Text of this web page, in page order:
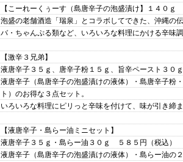
【こーれーくぅーす（島唐辛子の泡盛漬け】１４０ｇ
泡盛の老舗酒造「瑞泉」とコラボしてできた、沖縄の
バ・ちゃんぷる類など、いろいろな料理にかける辛味調
【激辛３兄弟】
液唐辛子３５ｇ、唐辛子粉１５ｇ、旨辛ペースト３０
液唐辛子（島唐辛子の泡盛漬けの液体）・島唐辛子粉
ト）のお得な３点セット。
いろいろな料理にピリっと辛味を付けて、味が引き締
【液唐辛子・島らー油ミニセット】
液唐辛子３５ｇ・島らー油３０ｇ ５８５円（税込）
液唐辛子（島唐辛子の泡盛漬けの液体）・島らー油の２